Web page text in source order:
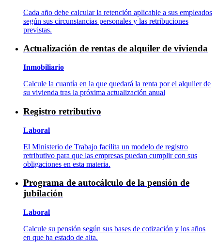
Cada año debe calcular la retención aplicable a sus empleados
según sus circunstancias personales y las retribuciones
previstas.
Actualización de rentas de alquiler de vivienda
Inmobiliario
Calcule la cuantía en la que quedará la renta por el alquiler de
su vivienda tras la próxima actualización anual
Registro retributivo
Laboral
El Ministerio de Trabajo facilita un modelo de registro
retributivo para que las empresas puedan cumplir con sus
obligaciones en esta materia.
Programa de autocálculo de la pensión de
jubilación
Laboral
Calcule su pensión según sus bases de cotización y los años
en que ha estado de alta.